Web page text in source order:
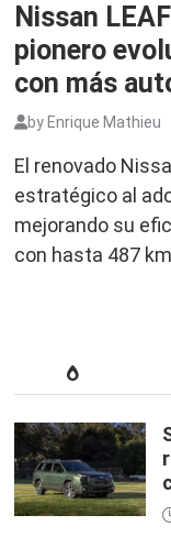
Nissan
pionero
con más
by Enrique Mathieu
El renovado
estratégico al
mejorando su
con hasta 487